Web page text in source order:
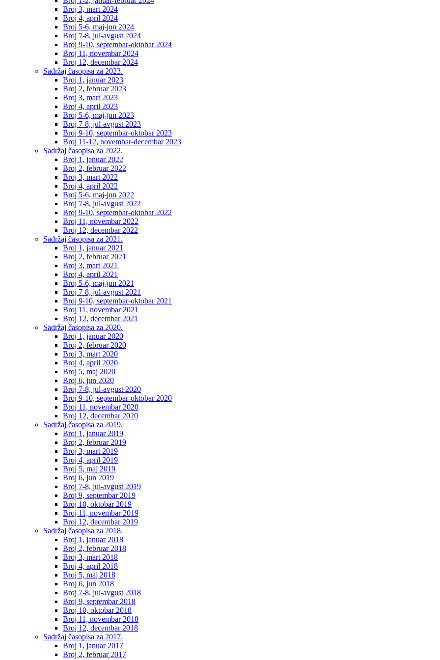
Broj 3, mart 2024
Broj 4, april 2024
Broj 5-6, maj-jun 2024
Broj 7-8, jul-avgust 2024
Broj 9-10, septembar-oktobar 2024
Broj 11, novembar 2024
Broj 12, decembar 2024
Sadržaj časopisa za 2023.
Broj 1, januar 2023
Broj 2, februar 2023
Broj 3, mart 2023
Broj 4, april 2023
Broj 5-6, maj-jun 2023
Broj 7-8, jul-avgust 2023
Broj 9-10, septembar-oktobar 2023
Broj 11-12, novembar-decembar 2023
Sadržaj časopisa za 2022.
Broj 1, januar 2022
Broj 2, februar 2022
Broj 3, mart 2022
Broj 4, april 2022
Broj 5-6, maj-jun 2022
Broj 7-8, jul-avgust 2022
Broj 9-10, septembar-oktobar 2022
Broj 11, novembar 2022
Broj 12, decembar 2022
Sadržaj časopisa za 2021.
Broj 1, januar 2021
Broj 2, februar 2021
Broj 3, mart 2021
Broj 4, april 2021
Broj 5-6, maj-jun 2021
Broj 7-8, jul-avgust 2021
Broj 9-10, septembar-oktobar 2021
Broj 11, novembar 2021
Broj 12, decembar 2021
Sadržaj časopisa za 2020.
Broj 1, januar 2020
Broj 2, februar 2020
Broj 3, mart 2020
Broj 4, april 2020
Broj 5, maj 2020
Broj 6, jun 2020
Broj 7-8, jul-avgust 2020
Broj 9-10, septembar-oktobar 2020
Broj 11, novembar 2020
Broj 12, decembar 2020
Sadržaj časopisa za 2019.
Broj 1, januar 2019
Broj 2, februar 2019
Broj 3, mart 2019
Broj 4, april 2019
Broj 5, maj 2019
Broj 6, jun 2019
Broj 7-8, jul-avgust 2019
Broj 9, septembar 2019
Broj 10, oktobar 2019
Broj 11, novembar 2019
Broj 12, decembar 2019
Sadržaj časopisa za 2018.
Broj 1, januar 2018
Broj 2, februar 2018
Broj 3, mart 2018
Broj 4, april 2018
Broj 5, maj 2018
Broj 6, jun 2018
Broj 7-8, jul-avgust 2018
Broj 9, septembar 2018
Broj 10, oktobar 2018
Broj 11, novembar 2018
Broj 12, decembar 2018
Sadržaj časopisa za 2017.
Broj 1, januar 2017
Broj 2, februar 2017